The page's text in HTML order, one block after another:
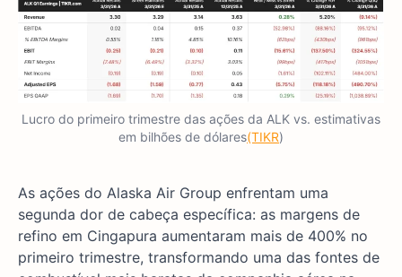
Lucro do primeiro trimestre das ações da ALK vs. estimativas
em bilhões de dólares(TIKR)
As ações do Alaska Air Group enfrentam uma
segunda dor de cabeça específica: as margens de
refino em Cingapura aumentaram mais de 400% no
primeiro trimestre, transformando uma das fontes de